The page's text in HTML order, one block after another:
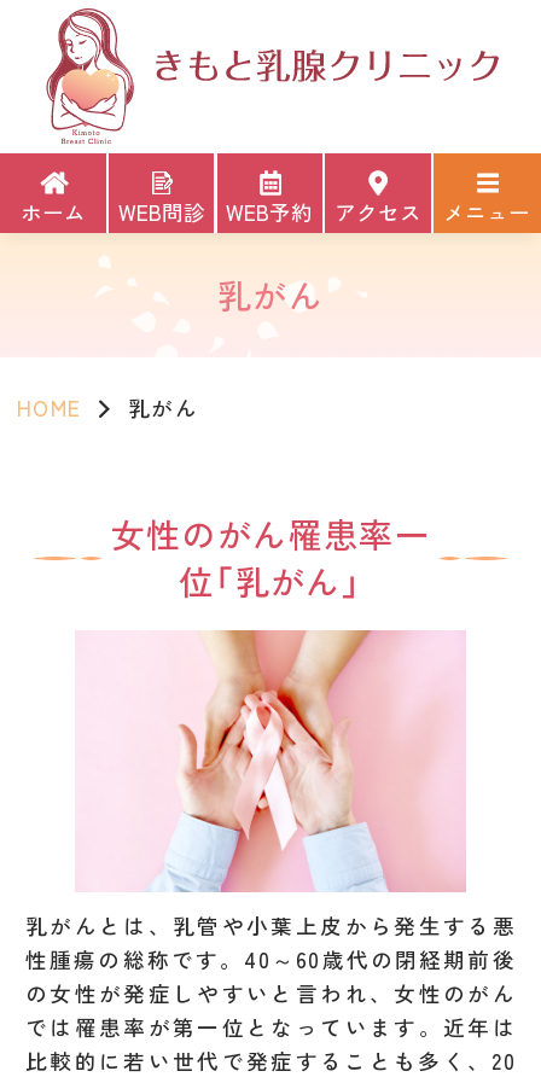
ホーム WEB問診 WEB予約 アクセス メニュー
乳がん
HOME 乳がん
女性のがん罹患率一
位「乳がん」
乳がんとは、乳管や小葉上皮から発生する悪
性腫瘍の総称です。40～60歳代の閉経期前後
の女性が発症しやすいと言われ、女性のがん
では罹患率が第一位となっています。近年は
比較的に若い世代で発症することも多く、20